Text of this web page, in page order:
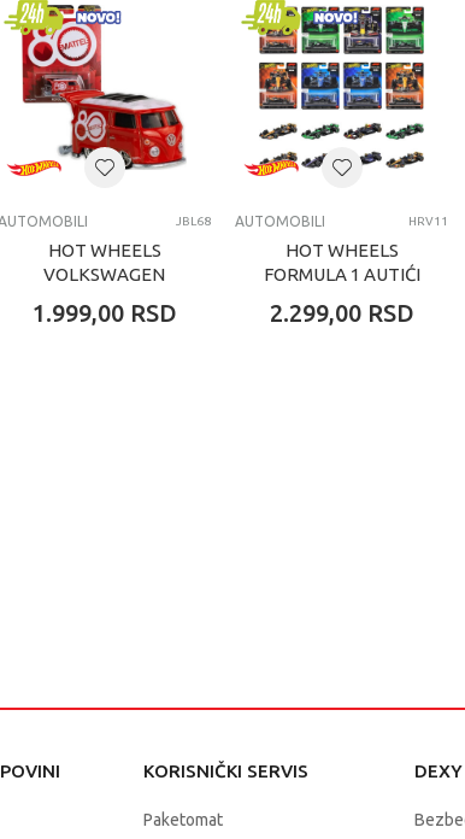
dečaci
4-6 godina
Automobili
JBL68
HOT WHEELS
VOLKSWAGEN
1.999,00 RSD
AUTOMOBILI HRV11
HOT WHEELS
FORMULA 1 AUTIĆI
2.299,00 RSD
KORISNIČKI SERVIS
Paketomat